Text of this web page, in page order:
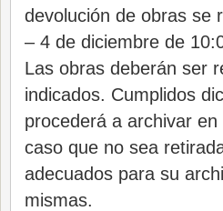
devolución de obras se
– 4 de diciembre de
Las obras deberán ser
indicados. Cumplidos
procederá a archivar
caso que no sea
adecuados para su
mismas.